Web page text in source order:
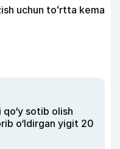
uchun toʻrtta kema
sotib olish
o‘ldirgan yigit 20